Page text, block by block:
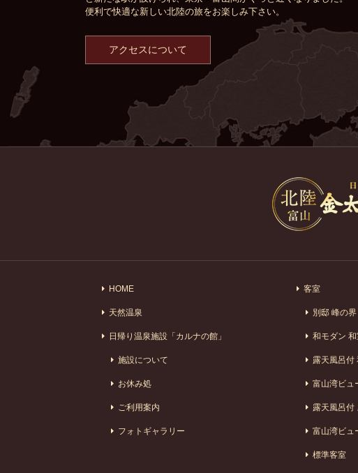
便利で快適な新しい北陸の旅をお楽しみ下さい。
アクセスについて
HOME
天然温泉
日帰り温泉施設「カルナの館」
施設について
お休み処
ご利用案内
フォトギャラリー
客室
別邸 峰の界
和モダン
露天風呂付
富山湾ビュ
露天風呂付
富山湾ビュ
標準客室